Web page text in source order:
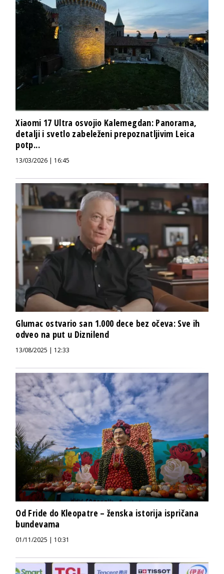
Xiaomi 17 Ultra osvojio Kalemegdan: Panorama,
detalji i svetlo zabeleženi prepoznatljivim Leica
potp...
13/03/2026 | 16:45
Glumac ostvario san 1.000 dece bez očeva: Sve ih
odveo na put u Diznilend
13/08/2025 | 12:33
Od Fride do Kleopatre – ženska istorija ispričana
bundevama
01/11/2025 | 10:31